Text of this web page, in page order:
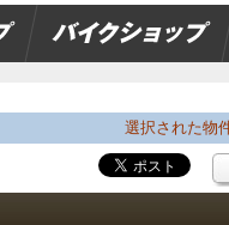
選択された物